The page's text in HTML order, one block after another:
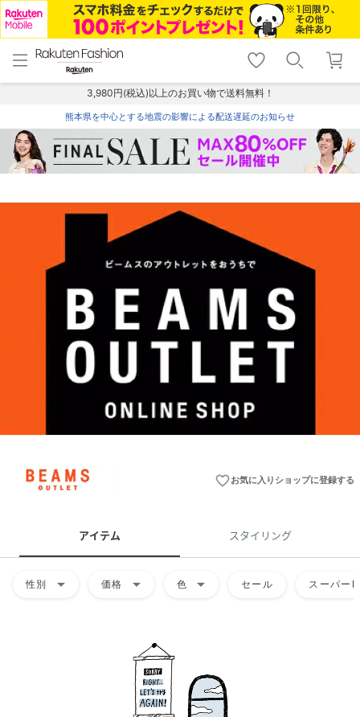
menu home
トップ
shopping_cart lock_outline
ログイン
3,980円(税込)以上のお買い物で送料無料！
熊本県を中心とする地震の影響による配送遅延のお知らせ
favorite_borderお気に入りショップに登録する
アイテム スタイリング
性別 arrow_drop_down 価格 arrow_drop_down 色 arrow_drop_down セール スーパー